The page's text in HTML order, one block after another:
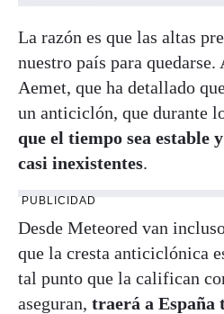
La razón es que las altas
nuestro país para
Aemet, que ha detallado
un anticiclón, que durante
que el tiempo sea estable
casi inexistentes.
PUBLICIDAD
Desde Meteored van
que la cresta anticiclónica
tal punto que la califican
aseguran, traerá a España